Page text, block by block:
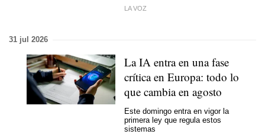
LA VOZ
31 jul 2026
La IA entra en una fase
crítica en Europa: todo lo
que cambia en agosto
Este domingo entra en vigor la
primera ley que regula estos
sistemas